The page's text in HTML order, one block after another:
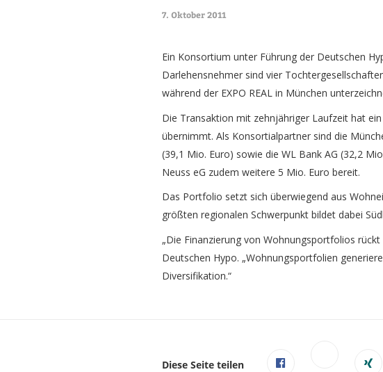
7. Oktober 2011
Ein Konsortium unter Führung der Deutschen
Darlehensnehmer sind vier
während der EXPO REAL in München
Die Transaktion mit zehnjähriger Laufzeit hat
übernimmt. Als Konsortialpartner sind die
(39,1 Mio. Euro) sowie die WL Bank AG (32,2
Neuss eG zudem weitere 5 Mio. Euro bereit.
Das Portfolio setzt sich überwiegend aus
größten regionalen Schwerpunkt bildet dabei
„Die Finanzierung von Wohnungsportfolios
Deutschen Hypo. „Wohnungsportfolien
Diversifikation.“
Diese Seite teilen